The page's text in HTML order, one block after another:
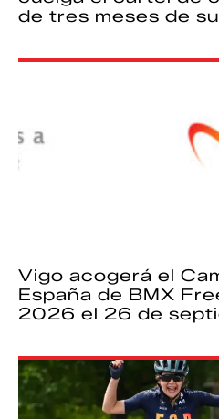
de tres meses de
Vigo acogerá el
España de BMX
2026 el 26 de